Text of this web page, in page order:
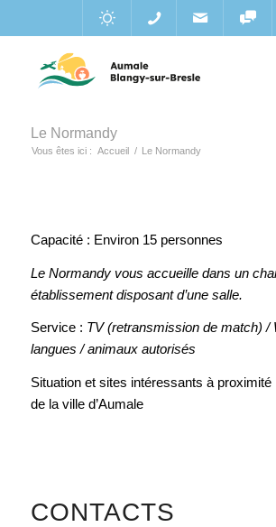
Le Normandy
Vous êtes ici : Accueil / Le Normandy
Capacité : Environ 15 personnes
Le Normandy vous accueille dans un
établissement disposant d’une salle.
Service : TV (retransmission de match) /
langues / animaux autorisés
Situation et sites intéressants à
de la ville d’Aumale
CONTACTS